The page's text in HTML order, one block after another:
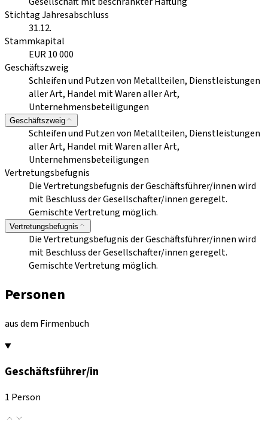
Stichtag Jahresabschluss
31.12.
Stammkapital
EUR 10 000
Geschäftszweig
Schleifen und Putzen von Metallteilen, Dienstleistungen
aller Art, Handel mit Waren aller Art,
Unternehmensbeteiligungen
Geschäftszweig
Schleifen und Putzen von Metallteilen, Dienstleistungen
aller Art, Handel mit Waren aller Art,
Unternehmensbeteiligungen
Vertretungsbefugnis
Die Vertretungsbefugnis der Geschäftsführer/innen wird
mit Beschluss der Gesellschafter/innen geregelt.
Gemischte Vertretung möglich.
Vertretungsbefugnis
Die Vertretungsbefugnis der Geschäftsführer/innen wird
mit Beschluss der Gesellschafter/innen geregelt.
Gemischte Vertretung möglich.
Personen
aus dem Firmenbuch
Geschäftsführer/in
1 Person